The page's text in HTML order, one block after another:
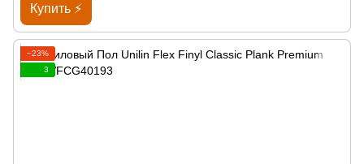
Купить ⚡
−23%
3